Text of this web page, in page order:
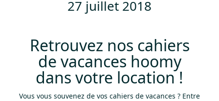
27 juillet 2018
Retrouvez nos cahiers
de vacances hoomy
dans votre location !
Vous vous souvenez de vos cahiers de vacances ? Entre